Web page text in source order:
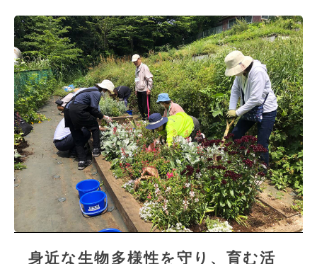
身近な生物多様性を守り、育む活